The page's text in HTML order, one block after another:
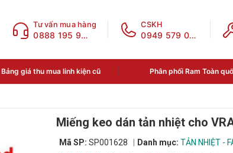
Tư vấn mua hàng
0888 195 969
CSKH
0949 579 078
Bảng giá thu mua linh kiện cũ Phân phối Ram Toàn
Miếng keo dán tản nhiệt cho
Mã SP: SP001628 Danh mục: TẢN NHIỆT -